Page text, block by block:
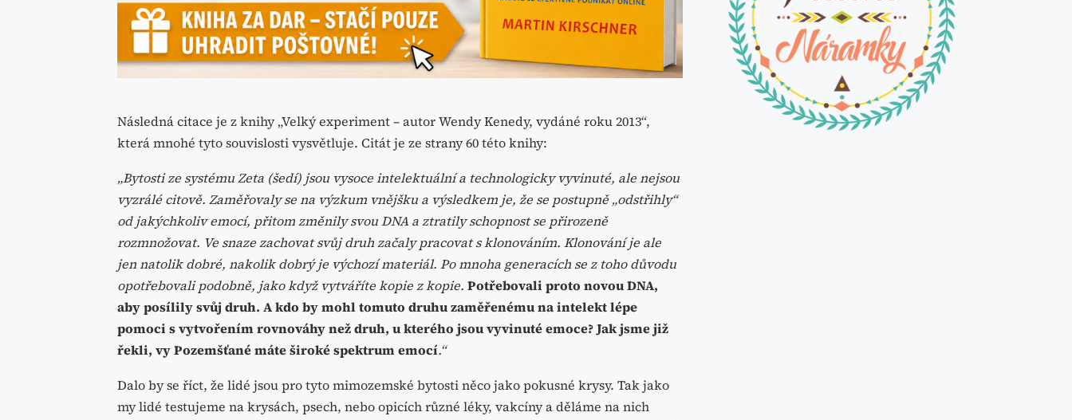
Následná citace je z knihy „Velký experiment – autor Wendy Kenedy, vydáné roku 2013“,
která mnohé tyto souvislosti vysvětluje. Citát je ze strany 60 této knihy:
„Bytosti ze systému Zeta (šedí) jsou vysoce intelektuální a technologicky vyvinuté, ale nejsou
vyzrálé citově. Zaměřovaly se na výzkum vnějšku a výsledkem je, že se postupně „odstřihly“
od jakýchkoliv emocí, přitom změnily svou DNA a ztratily schopnost se přirozeně
rozmnožovat. Ve snaze zachovat svůj druh začaly pracovat s klonováním. Klonování je ale
jen natolik dobré, nakolik dobrý je výchozí materiál. Po mnoha generacích se z toho důvodu
opotřebovali podobně, jako když vytváříte kopie z kopie. Potřebovali proto novou DNA,
aby posílily svůj druh. A kdo by mohl tomuto druhu zaměřenému na intelekt lépe
pomoci s vytvořením rovnováhy než druh, u kterého jsou vyvinuté emoce? Jak jsme již
řekli, vy Pozemšťané máte široké spektrum emocí.“
Dalo by se říct, že lidé jsou pro tyto mimozemské bytosti něco jako pokusné krysy. Tak jako
my lidé testujeme na krysách, psech, nebo opicích různé léky, vakcíny a děláme na nich